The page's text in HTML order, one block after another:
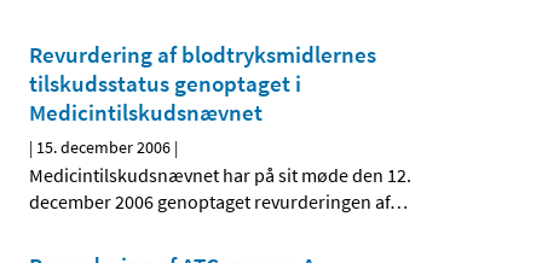
Revurdering af blodtryksmidlernes
tilskudsstatus genoptaget i
Medicintilskudsnævnet
| 15. december 2006 |
Medicintilskudsnævnet har på sit møde den 12.
december 2006 genoptaget revurderingen af…